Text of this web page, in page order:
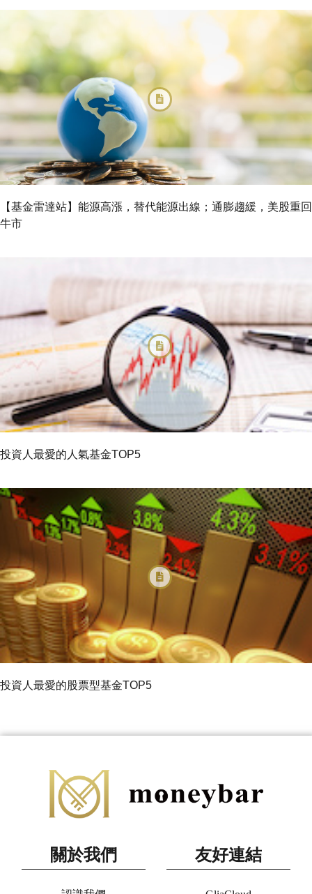
【基金雷達站】能源高漲，替代能源出線；通膨趨緩，美股重回
牛市
投資人最愛的人氣基金TOP5
投資人最愛的股票型基金TOP5
關於我們 友好連結